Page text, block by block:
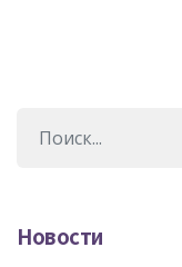
Новости